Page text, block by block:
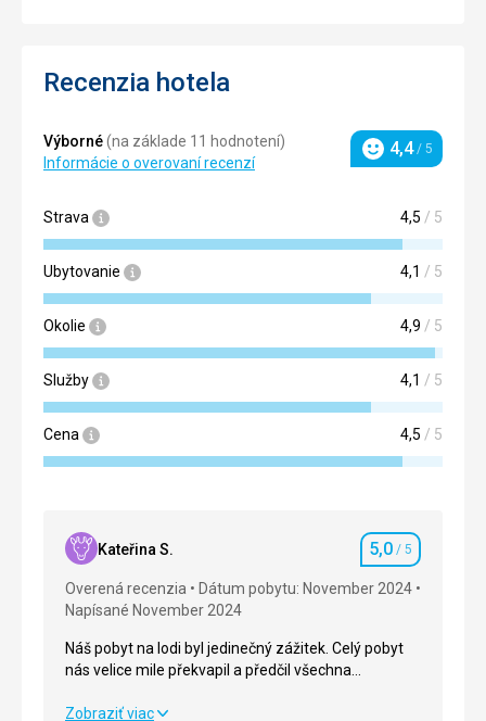
Recenzia hotela
Výborné(na základe 11 hodnotení)
Informácie o overovaní recenzí
Hodnotenie
4,4/ 5
Strava 4,5 / 5
Ubytovanie 4,1 / 5
Okolie 4,9 / 5
Služby 4,1 / 5
Cena 4,5 / 5
Kateřina S. Hodnotenie
5,0 / 5
Overená recenzia
Dátum pobytu: November 2024
Napísané November 2024
Náš pobyt na lodi byl jedinečný zážitek. Celý pobyt
nás velice mile překvapil a předčil všechna
Mohu všem co ještě váhají si plavbu zakoupit , vřele
Náš pobyt na lodi byl jedinečný zážitek. Celý pobyt
Zobraziť viac